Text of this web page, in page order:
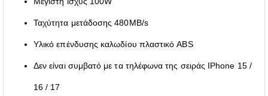
Ταχύτητα μετάδοσης 480MB/s
Υλικό επένδυσης καλωδίου πλαστικό ABS
Δεν είναι συμβατό με τα τηλέφωνα της σειράς IPhone 15 /
16 / 17